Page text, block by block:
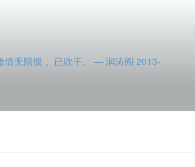
情无限恨， 已吹干。 — 润涛阎 2013-